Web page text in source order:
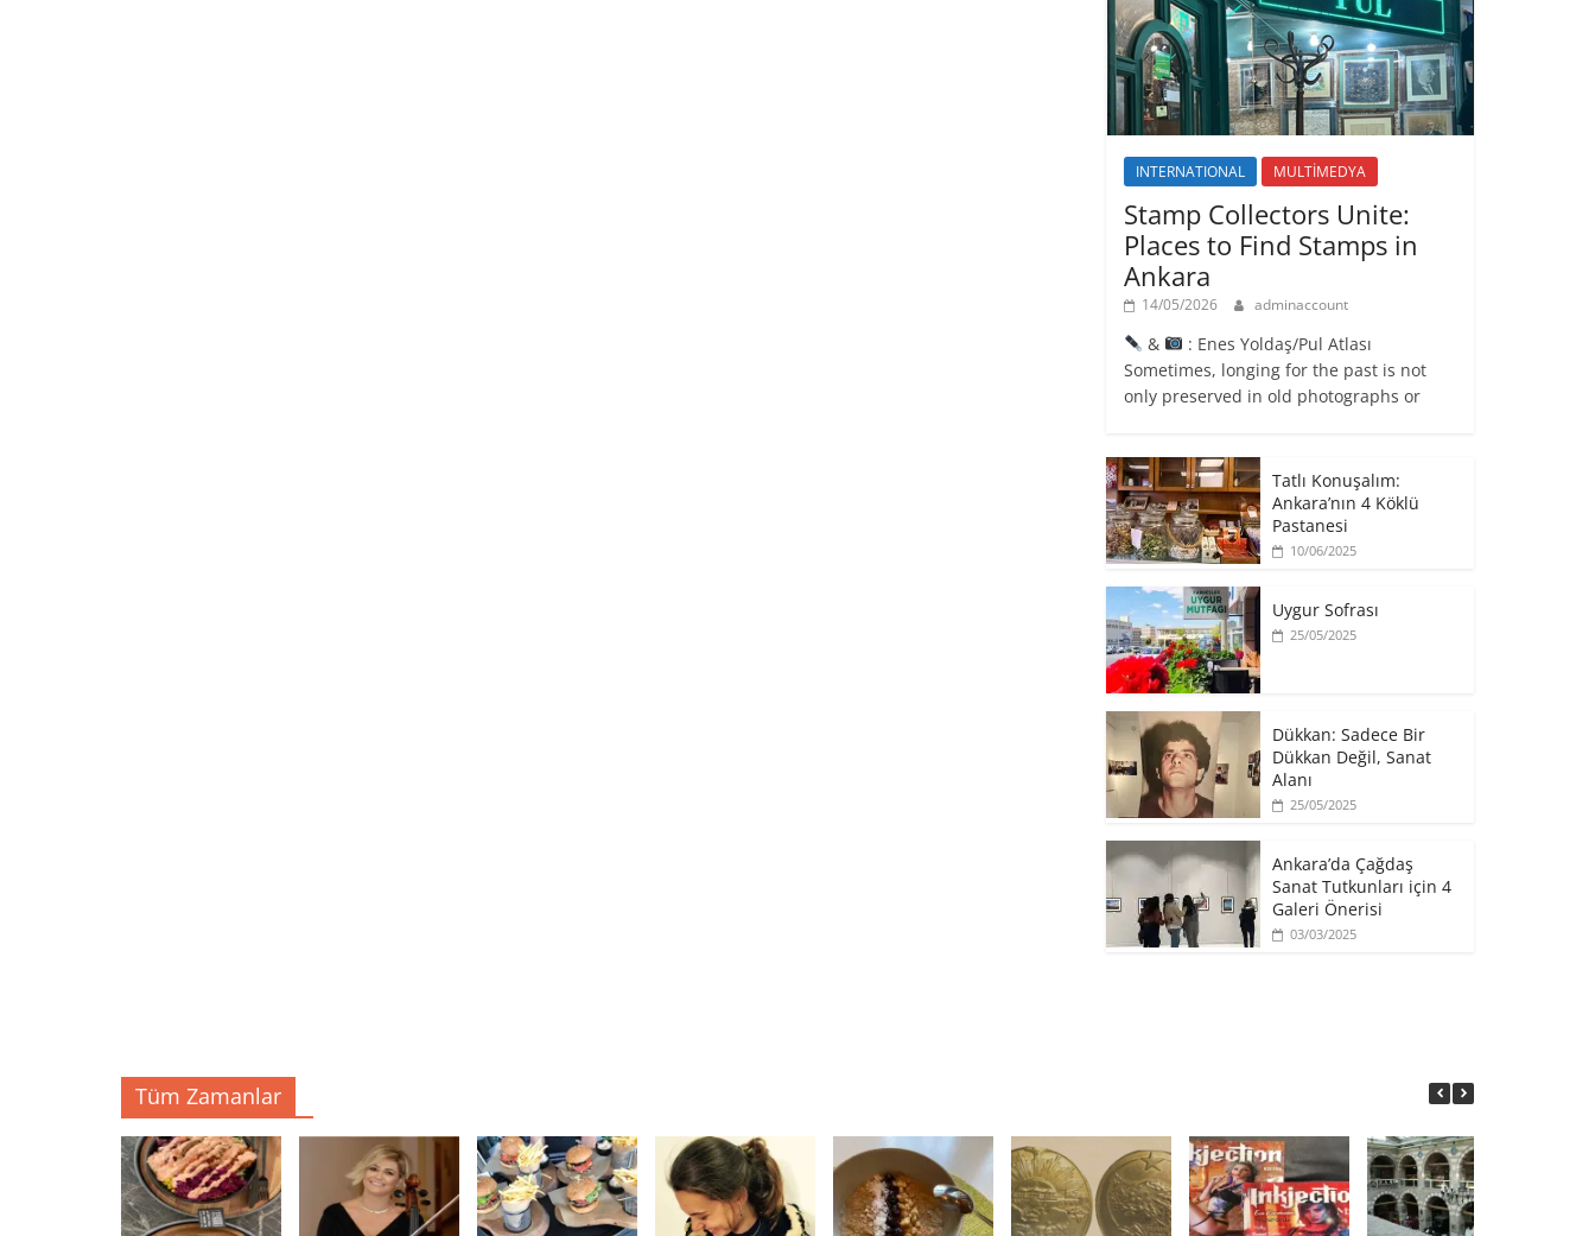
INTERNATIONAL MULTİMEDYA
Stamp Collectors Unite:
Places to Find Stamps in
Ankara
14/05/2026 adminaccount
&
: Enes Yoldaş/Pul Atlası
Sometimes, longing for the past is not
only preserved in old photographs or
Tatlı Konuşalım:
Ankara’nın 4 Köklü
Pastanesi
10/06/2025
Uygur Sofrası
25/05/2025
​Dükkan: Sadece Bir
Dükkan Değil, Sanat
Alanı
25/05/2025
Ankara’da Çağdaş
Sanat Tutkunları için 4
Galeri Önerisi
03/03/2025
Tüm Zamanlar